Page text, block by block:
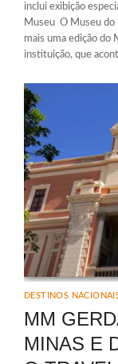
inclui exibição
Museu O Museu do
mais uma edição do
instituição, que
DESTINOS
MM
MINAS E